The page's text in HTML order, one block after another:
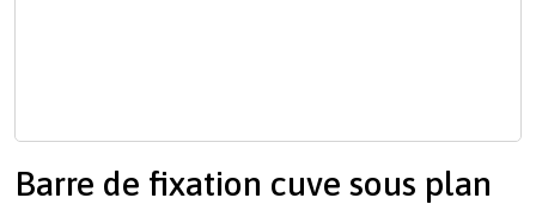
Barre de fixation cuve sous plan